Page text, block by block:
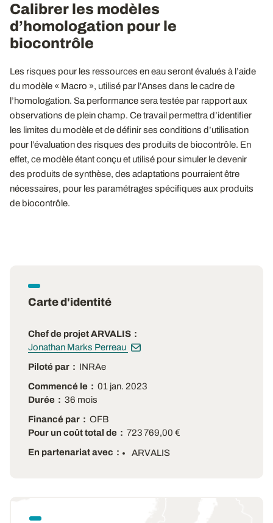
Calibrer les modèles
d’homologation pour le
biocontrôle
Les risques pour les ressources en eau seront évalués à l’aide
du modèle « Macro », utilisé par l’Anses dans le cadre de
l’homologation. Sa performance sera testée par rapport aux
observations de plein champ. Ce travail permettra d’identifier
les limites du modèle et de définir ses conditions d’utilisation
pour l’évaluation des risques des produits de biocontrôle. En
effet, ce modèle étant conçu et utilisé pour simuler le devenir
des produits de synthèse, des adaptations pourraient être
nécessaires, pour les paramétrages spécifiques aux produits
de biocontrôle.
Carte d'identité
Chef de projet ARVALIS
Jonathan Marks Perreau
Piloté par
INRAe
Commencé le
01 jan. 2023
Durée
36 mois
Financé par
OFB
Pour un coût total de
723 769,00 €
En partenariat avec
ARVALIS